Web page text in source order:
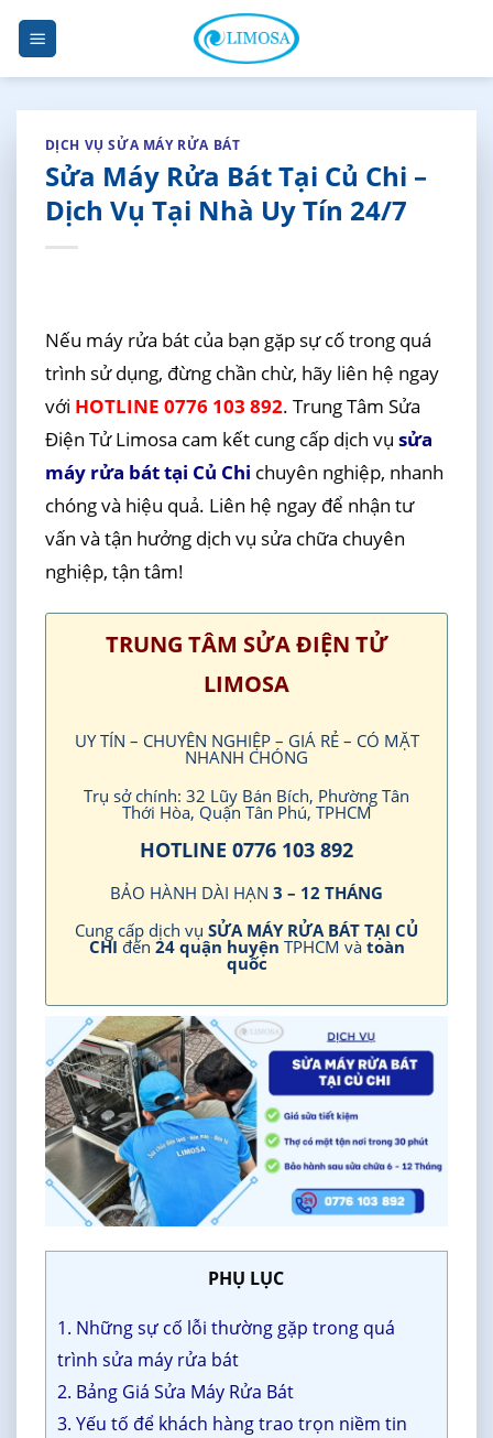
Skip
content
DỊCH VỤ SỬA MÁY RỬA BÁT
Sửa Máy Rửa Bát Tại Củ Chi –
Dịch Vụ Tại Nhà Uy Tín 24/7
Nếu máy rửa bát của bạn gặp sự cố trong quá
trình sử dụng, đừng chần chừ, hãy liên hệ ngay
với HOTLINE 0776 103 892. Trung Tâm Sửa
Điện Tử Limosa cam kết cung cấp dịch vụ sửa
máy rửa bát tại Củ Chi chuyên nghiệp, nhanh
chóng và hiệu quả. Liên hệ ngay để nhận tư
vấn và tận hưởng dịch vụ sửa chữa chuyên
nghiệp, tận tâm!
TRUNG TÂM SỬA ĐIỆN TỬ
LIMOSA
UY TÍN – CHUYÊN NGHIỆP – GIÁ RẺ – CÓ MẶT
NHANH CHÓNG
Trụ sở chính: 32 Lũy Bán Bích, Phường Tân
Thới Hòa, Quận Tân Phú, TPHCM
HOTLINE 0776 103 892
BẢO HÀNH DÀI HẠN 3 – 12 THÁNG
Cung cấp dịch vụ SỬA MÁY RỬA BÁT TẠI CỦ
CHI đến 24 quận huyện TPHCM và toàn
quốc
PHỤ LỤC
1. Những sự cố lỗi thường gặp trong quá
trình sửa máy rửa bát
2. Bảng Giá Sửa Máy Rửa Bát
3. Yếu tố để khách hàng trao trọn niềm tin